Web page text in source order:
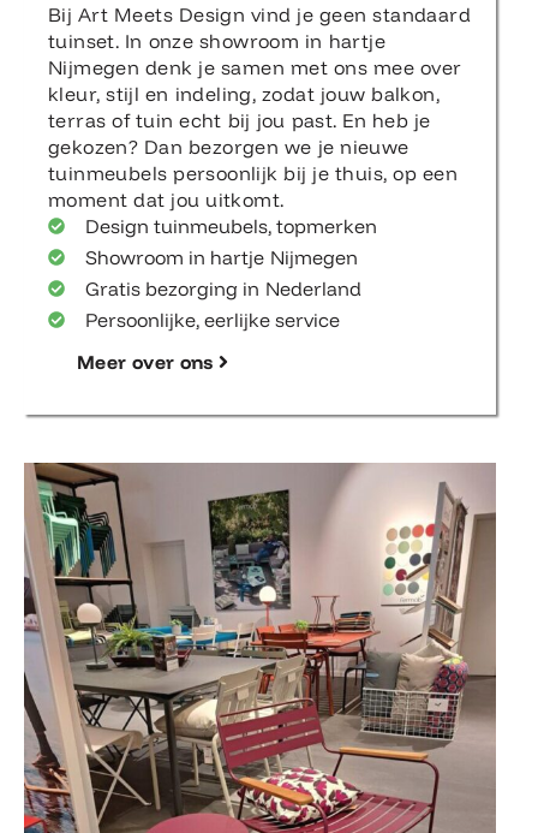
Bij Art Meets Design vind je geen standaard
tuinset. In onze showroom in hartje
Nijmegen denk je samen met ons mee over
kleur, stijl en indeling, zodat jouw balkon,
terras of tuin echt bij jou past. En heb je
gekozen? Dan bezorgen we je nieuwe
tuinmeubels persoonlijk bij je thuis, op een
moment dat jou uitkomt.
Design tuinmeubels, topmerken
Showroom in hartje Nijmegen
Gratis bezorging in Nederland
Persoonlijke, eerlijke service
Meer over ons